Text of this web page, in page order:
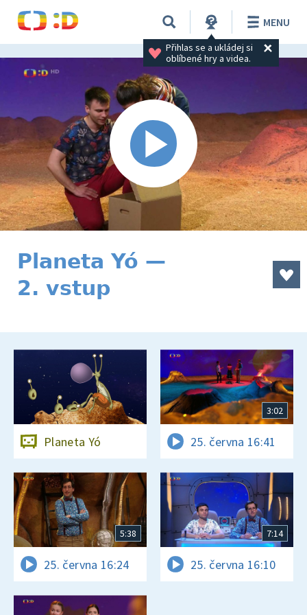
Přihlas se a ukládej si
oblíbené hry a videa.
MENU
Planeta Yó —
2. vstup
Planeta Yó
3:02
25. června 16:41
5:38
25. června 16:24
7:14
25. června 16:10